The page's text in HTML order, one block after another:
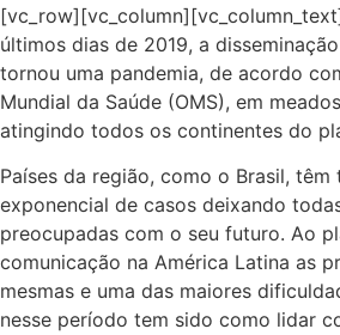
últimos dias de 2019, a
tornou uma pandemia, de acordo
Mundial da Saúde (OMS), em
atingindo todos os continentes do
Países da região, como o Brasil, têm
exponencial de casos deixando
preocupadas com o seu futuro. Ao
comunicação na América Latina as
mesmas e uma das maiores
nesse período tem sido como lidar